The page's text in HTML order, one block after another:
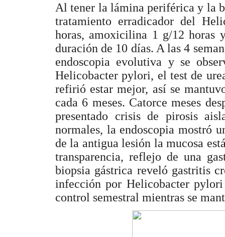
Al tener la lámina periférica y la
tratamiento erradicador del
horas, amoxicilina 1 g/12 horas
duración de 10 días. A las 4
endoscopia evolutiva y se
Helicobacter pylori, el test de
refirió estar mejor, así se
cada 6 meses. Catorce meses
presentado crisis de pirosis
normales, la endoscopia mostró
de la antigua lesión la mucosa
transparencia, reflejo de una
biopsia gástrica reveló gastritis
infección por Helicobacter
control semestral mientras se